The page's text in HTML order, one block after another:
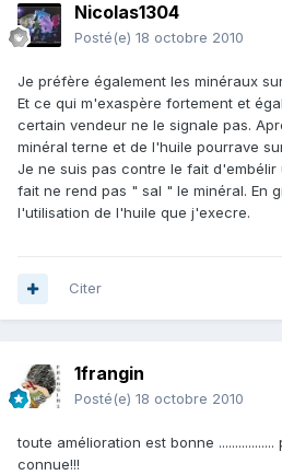
Nicolas1304
Posté(e) 18 octobre 2010
Je préfère également les minéraux
Et ce qui m'exaspère fortement et
certain vendeur ne le signale pas.
minéral terne et de l'huile pourrave
Je ne suis pas contre le fait
fait ne rend pas " sal " le minéral. En
l'utilisation de l'huile que j'execre.
Citer
1frangin
Posté(e) 18 octobre 2010
toute amélioration est bonne
connue!!!